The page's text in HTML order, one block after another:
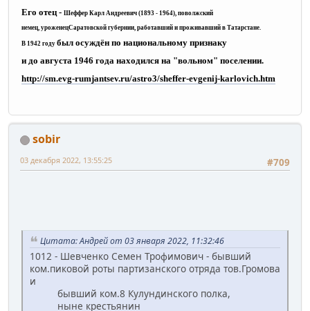
Его отец - Шеффер Карл Андреевич (1893 - 1964) , поволжский
немец, уроженецСаратовской губернии, работавший и проживавший в Татарстане.
В 1942 году был осуждён по национальному признаку
и до августа 1946 года находился на "вольном" поселении.
http://sm.evg-rumjantsev.ru/astro3/sheffer-evgenij-karlovich.htm
sobir
#709
03 декабря 2022, 13:55:25
Цитата: Андрей от 03 января 2022, 11:32:46
1012 - Шевченко Семен Трофимович - бывший
ком.пиковой роты партизанского отряда тов.Громова
и
бывший ком.8 Кулундинского полка,
ныне крестьянин